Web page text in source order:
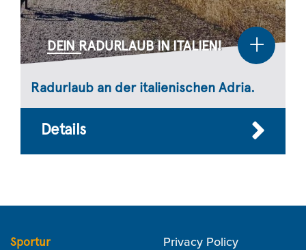
DEIN RADURLAUB IN ITALIEN! +
Radurlaub an der italienischen Adria.
Details
Sportur
Privacy Policy